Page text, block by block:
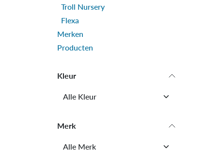
Troll Nursery
Flexa
Merken
Producten
Kleur
Merk